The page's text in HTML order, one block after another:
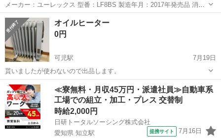
メーカー：ユーレックス 型番：LF8BS 製造年月：2017年発売品 消費
電力 1200W/700W/500W フィン数 8枚 タイマー 24時間入/切タイマー
室温設定範囲 14＆#12316;26℃(2℃...
岐阜 岐阜市 名鉄岐阜駅
オイルヒーター
0円
可児駅
7月19日
貰いましたが使わないので出品します。
岐阜 可児市 可児駅 季節、空調家電
≪寮無料・月収45万円・派遣社員≫自動車系
工場での組立・加工・プレス 交替制
時給2,000円
日研トータルソーシング株式会社
愛知県 知立駅
提携サイト 7月16日